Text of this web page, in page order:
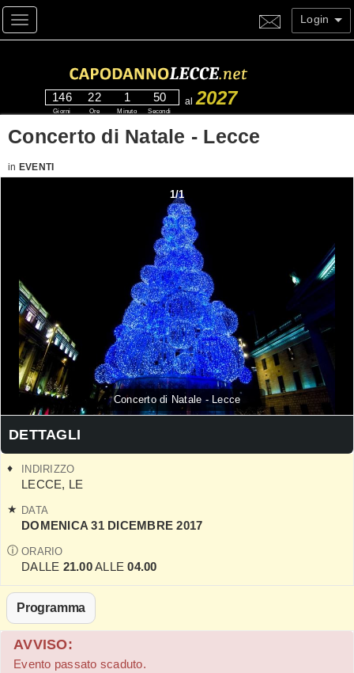
Toggle navigation Login
146
Giorni
22
Ore
1
Minuto
50
Secondi
al 2027
Concerto di Natale - Lecce
in EVENTI
1/1
Concerto di Natale - Lecce
DETTAGLI
INDIRIZZO
LECCE, LE
DATA
DOMENICA 31 DICEMBRE 2017
ORARIO
DALLE 21.00ALLE04.00
Programma
AVVISO:
Evento passato scaduto.